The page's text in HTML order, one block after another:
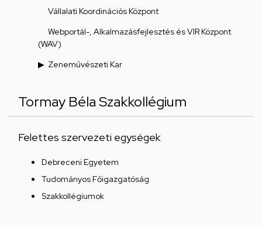
Vállalati Koordinációs Központ
Webportál-, Alkalmazásfejlesztés és VIR Központ
(WAV)
Zeneművészeti Kar
Tormay Béla Szakkollégium
Felettes szervezeti egységek
Debreceni Egyetem
Tudományos Főigazgatóság
Szakkollégiumok